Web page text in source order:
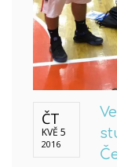
ČT
KVĚ 5
2016